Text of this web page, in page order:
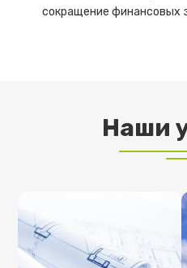
сокращение финансовых
Наши